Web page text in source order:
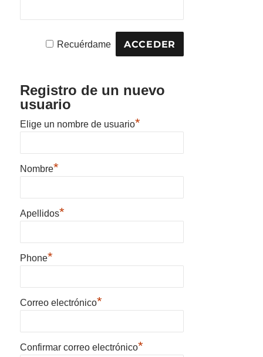
Recuérdame
Registro de un nuevo
usuario
Elige un nombre de usuario*
Nombre*
Apellidos*
Phone*
Correo electrónico*
Confirmar correo electrónico*